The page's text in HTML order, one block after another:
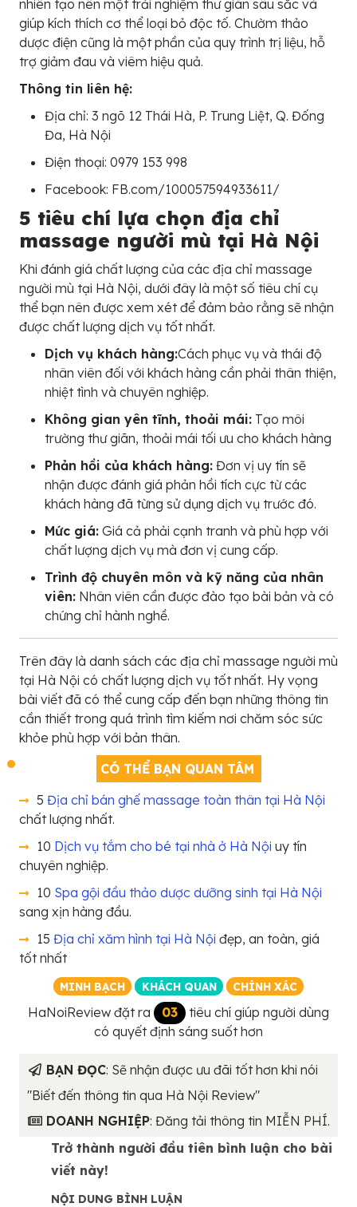
nhiên tạo nên một trải nghiệm thư giãn sâu sắc và
giúp kích thích cơ thể loại bỏ độc tố. Chườm thảo
dược điện cũng là một phần của quy trình trị liệu, hỗ
trợ giảm đau và viêm hiệu quả.
Thông tin liên hệ:
Địa chỉ: 3 ngõ 12 Thái Hà, P. Trung Liệt, Q. Đống
Đa, Hà Nội
Điện thoại: 0979 153 998
Facebook: FB.com/100057594933611/
5 tiêu chí lựa chọn địa chỉ
massage người mù tại Hà Nội
Khi đánh giá chất lượng của các địa chỉ massage
người mù tại Hà Nội, dưới đây là một số tiêu chí cụ
thể bạn nên được xem xét để đảm bảo rằng sẽ nhận
được chất lượng dịch vụ tốt nhất.
Dịch vụ khách hàng:Cách phục vụ và thái độ
nhân viên đối với khách hàng cần phải thân thiện,
nhiệt tình và chuyên nghiệp.
Không gian yên tĩnh, thoải mái: Tạo môi
trường thư giãn, thoải mái tối ưu cho khách hàng
Phản hồi của khách hàng: Đơn vị uy tín sẽ
nhận được đánh giá phản hồi tích cực từ các
khách hàng đã từng sử dụng dịch vụ trước đó.
Mức giá: Giá cả phải cạnh tranh và phù hợp với
chất lượng dịch vụ mà đơn vị cung cấp.
Trình độ chuyên môn và kỹ năng của nhân
viên: Nhân viên cần được đào tạo bài bản và có
chứng chỉ hành nghề.
Trên đây là danh sách các địa chỉ massage người mù
tại Hà Nội có chất lượng dịch vụ tốt nhất. Hy vọng
bài viết đã có thể cung cấp đến bạn những thông tin
cần thiết trong quá trình tìm kiếm nơi chăm sóc sức
khỏe phù hợp với bản thân.
CÓ THỂ BẠN QUAN TÂM
5 Địa chỉ bán ghế massage toàn thân tại Hà Nội
chất lượng nhất.
10 Dịch vụ tắm cho bé tại nhà ở Hà Nội uy tín
chuyên nghiệp.
10 Spa gội đầu thảo dược dưỡng sinh tại Hà Nội
sang xịn hàng đầu.
15 Địa chỉ xăm hình tại Hà Nội đẹp, an toàn, giá
tốt nhất
MINH BẠCH KHÁCH QUAN CHÍNH XÁC
HaNoiReview đặt ra 03 tiêu chí giúp người dùng
có quyết định sáng suốt hơn
BẠN ĐỌC: Sẽ nhận được ưu đãi tốt hơn khi nói
"Biết đến thông tin qua Hà Nội Review"
DOANH NGHIỆP: Đăng tải thông tin MIỄN PHÍ.
Trở thành người đầu tiên bình luận cho bài
viết này!
NỘI DUNG BÌNH LUẬN